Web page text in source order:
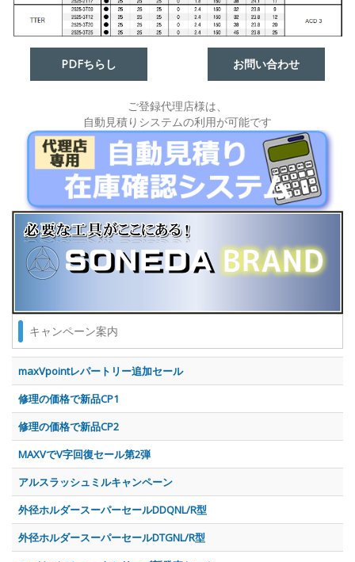
PDFちらし お問い合わせ
ご登録代理店様は、
自動見積りシステムの利用が可能です
キャンペーン案内
maxVpointレパートリー追加セール
修理の価格で新品CP1
修理の価格で新品CP2
MAXVでV字回復セール第2弾
アルスラッシュミルキャンペーン
外径ホルダースーパーセールDDQNL/R型
外径ホルダースーパーセールDTGNL/R型